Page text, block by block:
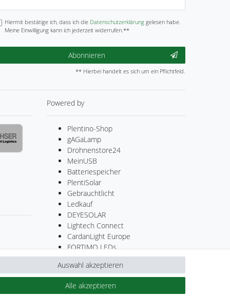
Hiermit bestätige ich, dass ich die Daten­schutz­erklärunggelesen habe.
Meine Einwilligung kann ich jederzeit widerrufen.**
Abonnieren
** Hierbei handelt es sich um ein Pflichtfeld.
Powered by
Plentino-Shop
gAGaLamp
Drohnenstore24
MeinUSB
Batteriespeicher
PlentiSolar
Gebrauchtlicht
Ledkauf
DEYESOLAR
Lightech Connect
CardanLight Europe
FORTIMO LEDs
Cardanlight-Shop
Wallbox24
Alle akzeptieren
Auswahl akzeptieren